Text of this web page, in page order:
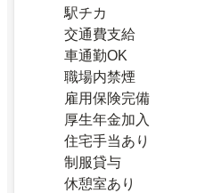
駅チカ
交通費支給
車通勤OK
職場内禁煙
雇用保険完備
厚生年金加入
住宅手当あり
制服貸与
休憩室あり